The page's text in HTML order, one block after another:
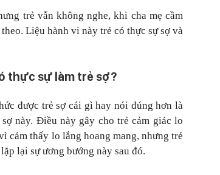
trẻ vẫn không nghe, khi cha mẹ cầm
Liệu hành vi này trẻ có thực sự sợ và
thực sự làm trẻ sợ?
được trẻ sợ cái gì hay nói đúng hơn là
này. Điều này gây cho trẻ cảm giác lo
cảm thấy lo lắng hoang mang, nhưng trẻ
lại sự ương bướng này sau đó.